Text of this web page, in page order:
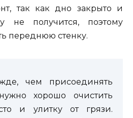
так как дно закрыто и
не получится, поэтому
переднюю стенку.
чем присоединять
хорошо очистить
и улитку от грязи.